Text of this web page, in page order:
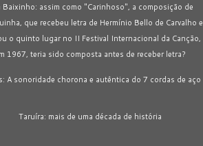
Baixinho: assim como "Carinhoso", a composição de
que recebeu letra de Hermínio Bello de Carvalho e
o quinto lugar no II Festival Internacional da Canção,
1967, teria sido composta antes de receber letra?
A sonoridade chorona e autêntica do 7 cordas de aço
Taruíra: mais de uma década de história